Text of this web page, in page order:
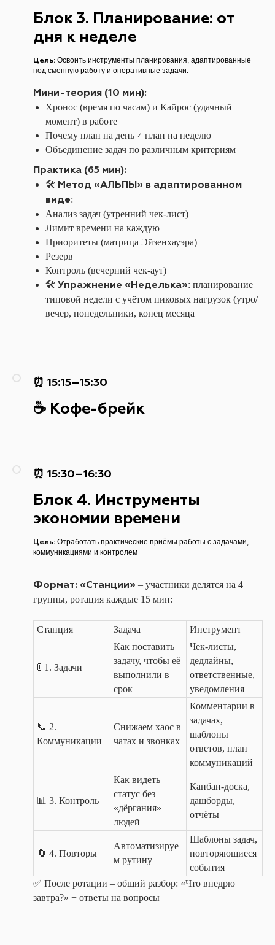
Блок 3. Планирование: от
дня к неделе
Цель: Освоить инструменты планирования, адаптированные
под сменную работу и оперативные задачи.
Мини-теория (10 мин):
Хронос (время по часам) и Кайрос (удачный
момент) в работе
Почему план на день ≠ план на неделю
Объединение задач по различным критериям
Практика (65 мин):
🛠️ Метод «АЛЬПЫ» в адаптированном
виде:
Анализ задач (утренний чек-лист)
Лимит времени на каждую
Приоритеты (матрица Эйзенхауэра)
Резерв
Контроль (вечерний чек-аут)
🛠️ Упражнение «Неделька»: планирование
типовой недели с учётом пиковых нагрузок (утро/
вечер, понедельники, конец месяца
⏰ 15:15–15:30
☕ Кофе-брейк
⏰ 15:30–16:30
Блок 4. Инструменты
экономии времени
Цель: Отработать практические приёмы работы с задачами,
коммуникациями и контролем
Формат: «Станции» – участники делятся на 4
группы, ротация каждые 15 мин:
Станция Задача Инструмент
🚦 1. Задачи
Как поставить
задачу, чтобы её
выполнили в
срок
Чек-листы,
дедлайны,
ответственные,
уведомления
📞 2.
Коммуникации
Снижаем хаос в
чатах и звонках
Комментарии в
задачах,
шаблоны
ответов, план
коммуникаций
📊 3. Контроль
Как видеть
статус без
«дёргания»
людей
Канбан-доска,
дашборды,
отчёты
🔄 4. Повторы
Автоматизируе
м рутину
Шаблоны задач,
повторяющиеся
события
✅ После ротации – общий разбор: «Что внедрю
завтра?» + ответы на вопросы